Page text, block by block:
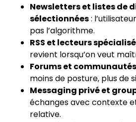
Newsletters et listes de
sélectionnées:
pas l’algorithme.
RSS et lecteurs
revient lorsqu’on veut
Forums et
moins de posture, plus de
Messaging privé et
échanges avec contexte
relative.